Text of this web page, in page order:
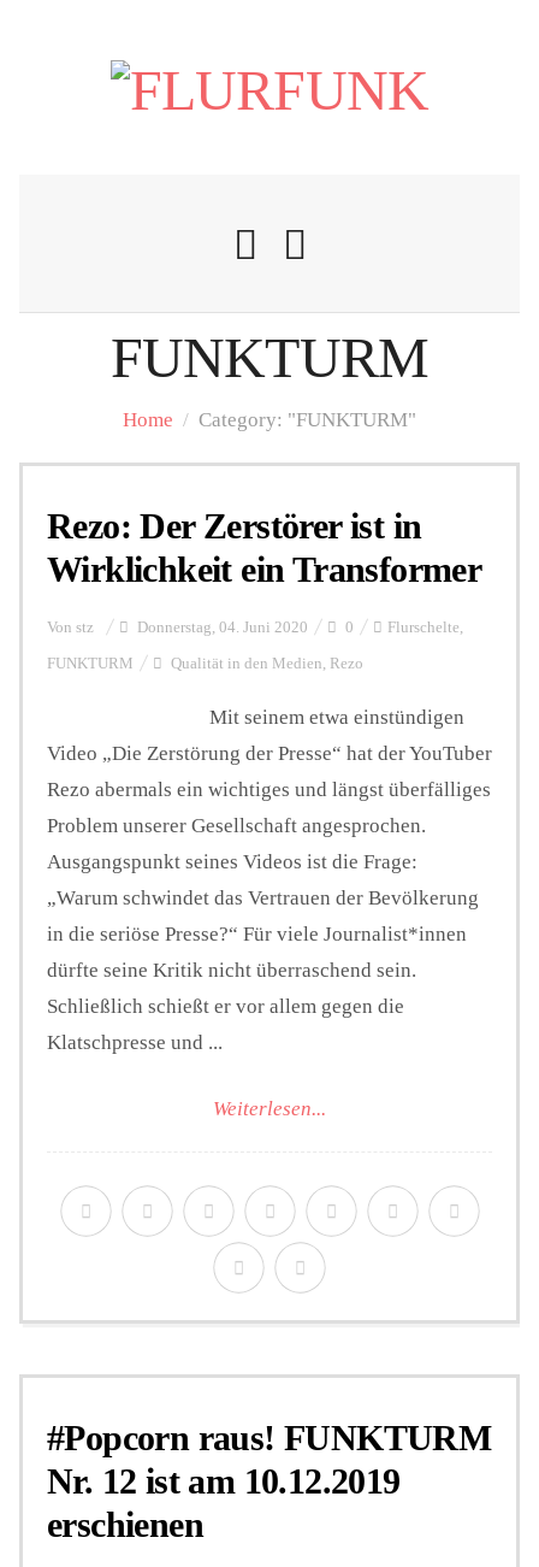
Nachrichten
Flurschelte
Personalien
Hintergrund
FUNKTURM-Beiträge
Podcast
Seminare
Unterstützen
FUNKTURM
Home / Category: "FUNKTURM"
Rezo: Der Zerstörer ist in
Wirklichkeit ein Transformer
Von stz Donnerstag, 04. Juni 2020 0 Flurschelte,
FUNKTURM Qualität in den Medien, Rezo
Mit seinem etwa einstündigen
Video „Die Zerstörung der Presse“ hat der YouTuber
Rezo abermals ein wichtiges und längst überfälliges
Problem unserer Gesellschaft angesprochen.
Ausgangspunkt seines Videos ist die Frage:
„Warum schwindet das Vertrauen der Bevölkerung
in die seriöse Presse?“ Für viele Journalist*innen
dürfte seine Kritik nicht überraschend sein.
Schließlich schießt er vor allem gegen die
Klatschpresse und ...
Weiterlesen...
#Popcorn raus! FUNKTURM
Nr. 12 ist am 10.12.2019
erschienen